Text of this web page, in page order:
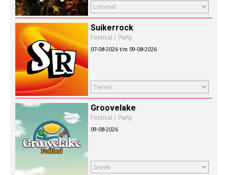
Suikerrock
Festival / Party
07-08-2026 t/m 09-08-2026
Groovelake
Festival / Party
09-08-2026